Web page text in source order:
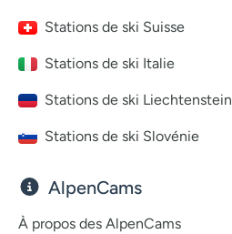
Stations de ski Suisse
Stations de ski Italie
Stations de ski Liechtenstein
Stations de ski Slovénie
AlpenCams
À propos des AlpenCams